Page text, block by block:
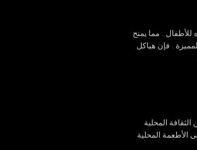
. مما يمنح
. فإن هياكل
المحلية
الأطعمة المحلية